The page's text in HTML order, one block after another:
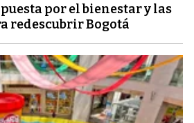
por el bienestar y las
redescubrir Bogotá